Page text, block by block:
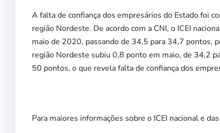
A falta de confiança dos empresários do Estado foi
região Nordeste. De acordo com a CNI, o ICEI
maio de 2020, passando de 34,5 para 34,7 pontos,
região Nordeste subiu 0,8 ponto em maio, de 34,2
50 pontos, o que revela falta de confiança dos
Para maiores informações sobre o ICEI nacional e